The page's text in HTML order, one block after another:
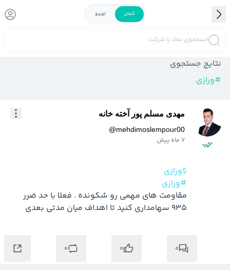
کمان توربو
جستجوی نماد یا شرکت
نتایج جستجوی
#ورازی
مهدی مسلم پور آخته خانه
@mehdimoslempour00
7 ماه پیش
$ورازی
#ورازی
935 سهامداری کنید تا اهداف میان مدتی بعدی
0
0
0